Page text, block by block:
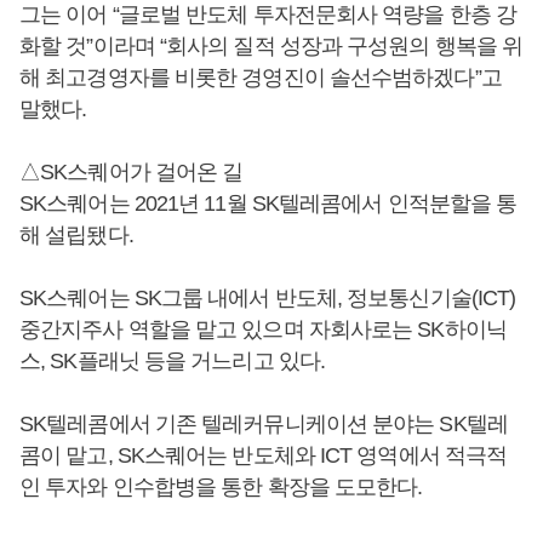
그는 이어 “글로벌 반도체 투자전문회사 역량을 한층 강
화할 것”이라며 “회사의 질적 성장과 구성원의 행복을 위
해 최고경영자를 비롯한 경영진이 솔선수범하겠다”고
말했다.
△SK스퀘어가 걸어온 길
SK스퀘어는 2021년 11월 SK텔레콤에서 인적분할을 통
해 설립됐다.
SK스퀘어는 SK그룹 내에서 반도체, 정보통신기술(ICT)
중간지주사 역할을 맡고 있으며 자회사로는 SK하이닉
스, SK플래닛 등을 거느리고 있다.
SK텔레콤에서 기존 텔레커뮤니케이션 분야는 SK텔레
콤이 맡고, SK스퀘어는 반도체와 ICT 영역에서 적극적
인 투자와 인수합병을 통한 확장을 도모한다.